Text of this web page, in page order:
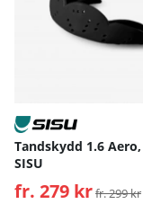
Tandskydd 1.6
SISU
fr. 279 krfr. 299 kr